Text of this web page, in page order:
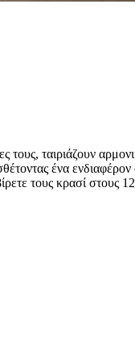
τους, ταιριάζουν
ένα
τους κρασί στους